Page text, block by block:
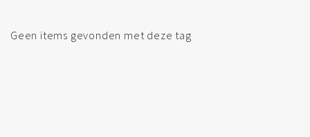
Geen items gevonden met deze tag